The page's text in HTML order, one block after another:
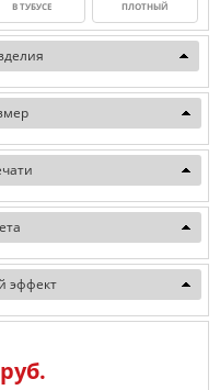
В ТУБУСЕ ПЛОТНЫЙ
эффект
руб.